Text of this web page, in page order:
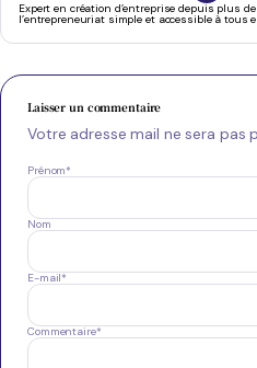
Expert en création d’entreprise depuis plus
l’entrepreneuriat simple et accessible à tous
Laisser un commentaire
Votre adresse mail ne sera pas
Prénom*
Nom
E-mail*
Commentaire*